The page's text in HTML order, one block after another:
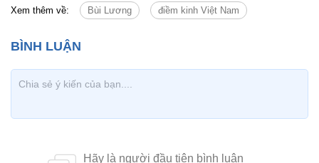
Xem thêm về: Bùi Lương điềm kinh Việt Nam